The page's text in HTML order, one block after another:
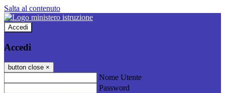
Salta al contenuto
Accedi
Accedi
button close ×
Nome Utente
Password